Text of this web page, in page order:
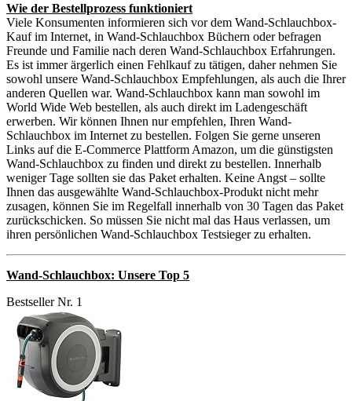
Wie der Bestellprozess funktioniert
Viele Konsumenten informieren sich vor dem Wand-Schlauchbox-
Kauf im Internet, in Wand-Schlauchbox Büchern oder befragen
Freunde und Familie nach deren Wand-Schlauchbox Erfahrungen.
Es ist immer ärgerlich einen Fehlkauf zu tätigen, daher nehmen Sie
sowohl unsere Wand-Schlauchbox Empfehlungen, als auch die Ihrer
anderen Quellen war. Wand-Schlauchbox kann man sowohl im
World Wide Web bestellen, als auch direkt im Ladengeschäft
erwerben. Wir können Ihnen nur empfehlen, Ihren Wand-
Schlauchbox im Internet zu bestellen. Folgen Sie gerne unseren
Links auf die E-Commerce Plattform Amazon, um die günstigsten
Wand-Schlauchbox zu finden und direkt zu bestellen. Innerhalb
weniger Tage sollten sie das Paket erhalten. Keine Angst – sollte
Ihnen das ausgewählte Wand-Schlauchbox-Produkt nicht mehr
zusagen, können Sie im Regelfall innerhalb von 30 Tagen das Paket
zurückschicken. So müssen Sie nicht mal das Haus verlassen, um
ihren persönlichen Wand-Schlauchbox Testsieger zu erhalten.
Wand-Schlauchbox: Unsere Top 5
Bestseller Nr. 1